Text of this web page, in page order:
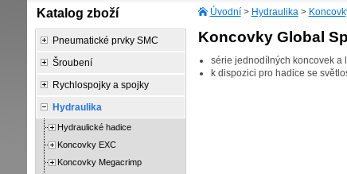
Úvodní> Hydraulika>
Koncovky Global
série jednodílných koncovek a
k dispozici pro hadice se
Katalog zboží
Pneumatické prvky SMC
Šroubení
Rychlospojky a spojky
Hydraulika
Hydraulické hadice
Koncovky EXC
Koncovky Megacrimp